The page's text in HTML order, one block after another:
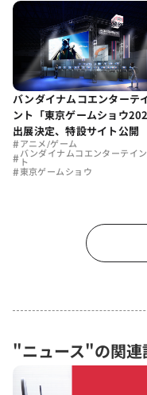
バンダイナムコエンターテ
ント「東京ゲームショウ
出展決定、特設サイト公開
#アニメ/ゲーム
#バンダイナムコエンターテイ
ト
#東京ゲームショウ
"ニュース"の関連